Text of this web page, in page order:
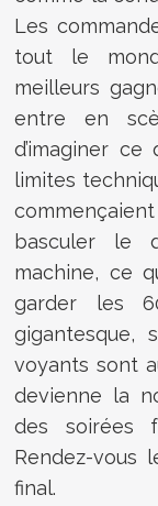
Les
tout le
meilleurs
entre en
d’imaginer
limites
basculer le
machine, ce
garder les
gigantesque,
voyants sont
devienne la
des soirées
Rendez-vous
final.